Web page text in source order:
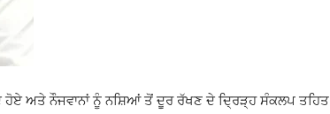
ਹੋਏ ਅਤੇ ਨੌਜਵਾਨਾਂ ਨੂੰ ਨਸ਼ਿਆਂ ਤੋਂ ਦੂਰ ਰੱਖਣ ਦੇ ਦ੍ਰਿੜ੍ਹ ਸੰਕਲਪ ਤਹਿਤ